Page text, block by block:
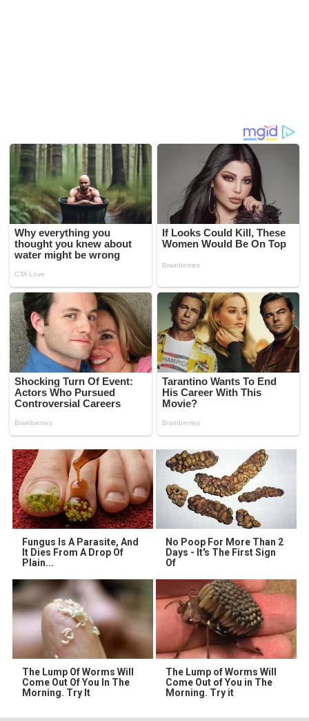
Fungus Is A Parasite, And
It Dies From A Drop Of
Plain...
No Poop For More Than 2
Days - It's The First Sign
Of
The Lump Of Worms Will
Come Out Of You In The
Morning. Try It
The Lump of Worms Will
Come Out of You in The
Morning. Try it